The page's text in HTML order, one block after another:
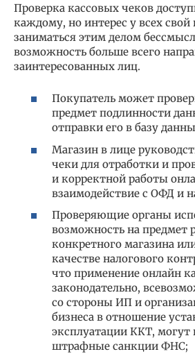
Проверка кассовых чеков
каждому, но интерес у всех свой
заниматься этим делом
возможность больше всего
заинтересованных лиц.
Покупатель может
предмет подлинности
отправки его в базу
Магазин в лице
чеки для отработки и
и корректной работы
взаимодействие с ОФД и
Проверяющие органы
возможность на предмет
конкретного магазина
качестве налогового
что применение онлайн
законодательно,
со стороны ИП и
бизнеса в отношение
эксплуатации ККТ, могут
штрафные санкции ФНС;